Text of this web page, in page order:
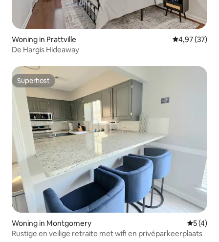
Woning in Prattville Gemiddelde
4,97 (37)
De Hargis Hideaway
Superhost
Superhost
Woning in Montgomery
5 (4)
Rustige en veilige retraite met wifi en privéparkeerplaats